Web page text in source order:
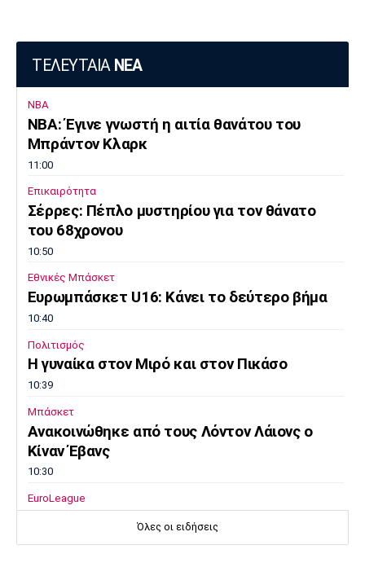
ΤΕΛΕΥΤΑΙΑ ΝΕΑ
NBA
ΝΒΑ: Έγινε γνωστή η αιτία θανάτου του
Μπράντον Κλαρκ
11:00
Επικαιρότητα
Σέρρες: Πέπλο μυστηρίου για τον θάνατο
του 68χρονου
10:50
Εθνικές Μπάσκετ
Ευρωμπάσκετ U16: Κάνει το δεύτερο βήμα
10:40
Πολιτισμός
Η γυναίκα στον Μιρό και στον Πικάσο
10:39
Μπάσκετ
Ανακοινώθηκε από τους Λόντον Λάιονς ο
Κίναν Έβανς
10:30
EuroLeague
«Παραμένει στον Ερυθρό Αστέρα ο
Όλες οι ειδήσεις